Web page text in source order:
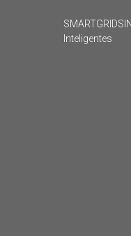
Inteligentes